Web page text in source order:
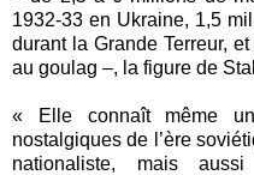
1932-33 en Ukraine, 1,5
durant la Grande Terreur,
au goulag –, la figure de
« Elle connaît même
nostalgiques de l’ère
nationaliste, mais